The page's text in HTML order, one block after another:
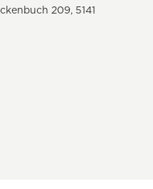
209, 5141